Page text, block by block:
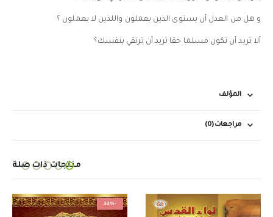
و هل من العدل أن يستوى الذين يعملون واللذين لا يعملون ؟
ألا تريد أن تكون مسلما حقا تريد أن ترتقي بنفسك؟
المؤلف
مراجعات (0)
منتجات ذات صلة
-33%